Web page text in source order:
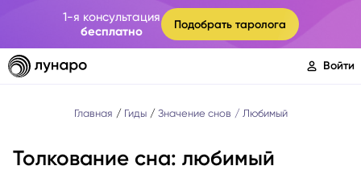
1-я консультация
бесплатно
Подобрать таролога
Войти
Главная Гиды Значение снов Любимый
Толкование сна: любимый